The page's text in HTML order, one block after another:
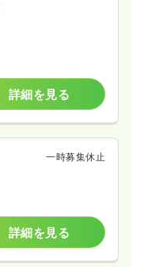
詳細を見る
一時募集休止
詳細を見る